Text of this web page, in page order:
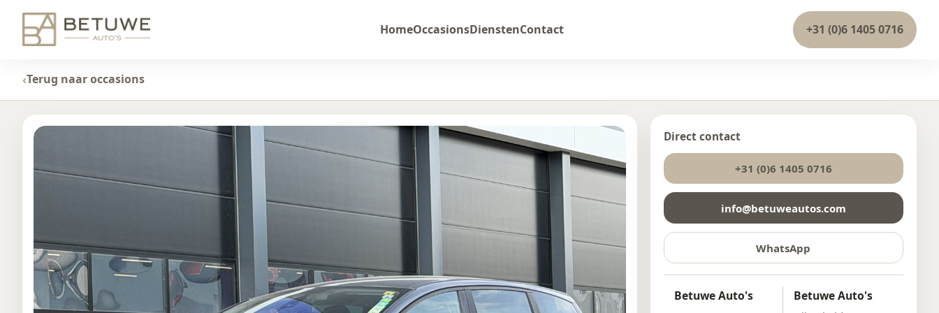
HomeOccasionsDienstenContact +31 (0)6 1405 0716
Terug naar occasions
Direct contact
+31 (0)6 1405 0716
info@betuweautos.com
WhatsApp
Betuwe Auto's Betuwe Auto's